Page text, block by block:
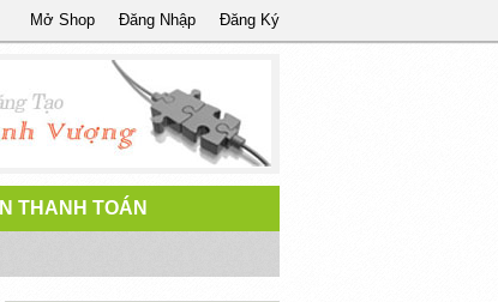
Đăng Ký
Đăng Nhập
Mở Shop
THANH TOÁN